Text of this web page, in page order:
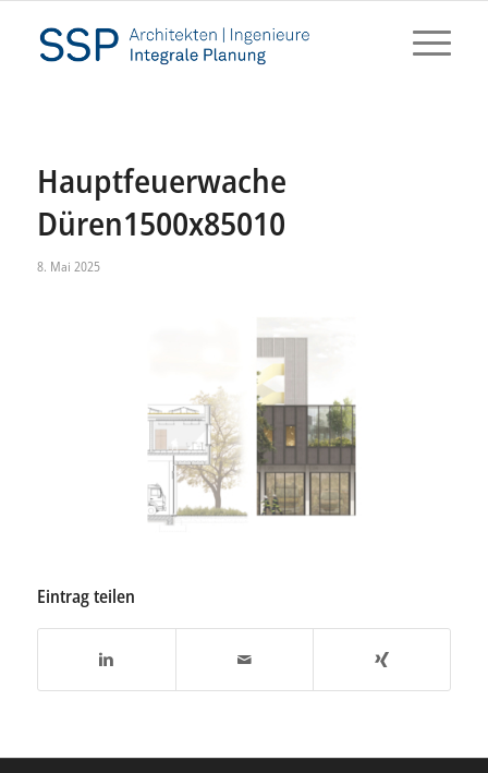
Hauptfeuerwache
Düren1500x85010
8. Mai 2025
Eintrag teilen